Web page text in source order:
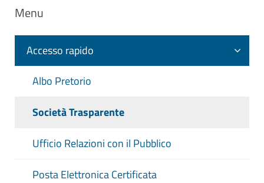
Menu
Accesso rapido
Albo Pretorio
Società Trasparente
Ufficio Relazioni con il Pubblico
Posta Elettronica Certificata